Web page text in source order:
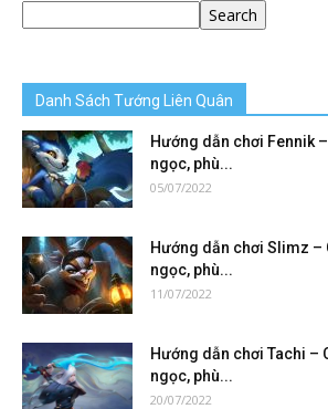
Search
Danh Sách Tướng Liên Quân
Hướng dẫn chơi Fennik
ngọc, phù...
05/07/2022
Hướng dẫn chơi Slimz –
ngọc, phù...
11/07/2022
Hướng dẫn chơi Tachi –
ngọc, phù...
20/07/2022